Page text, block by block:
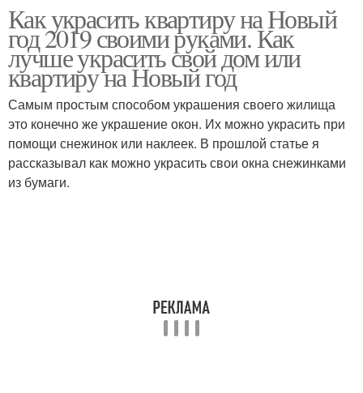
Декупаж на новый год
Украшения на новый
год
Как украсить квартиру на Новый
год 2019 своими руками. Как
лучше украсить свой дом или
квартиру на Новый год
Самым простым способом украшения своего жилища
это конечно же украшение окон. Их можно украсить при
помощи снежинок или наклеек. В прошлой статье я
рассказывал как можно украсить свои окна снежинками
из бумаги.